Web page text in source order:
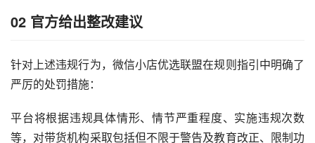
02 官方给出整改建议
针对上述违规行为，微信小店优选联盟在规则指引中明确了
严厉的处罚措施：
平台将根据违规具体情形、情节严重程度、实施违规次数
等，对带货机构采取包括但不限于警告及教育改正、限制功